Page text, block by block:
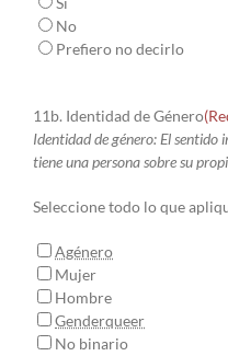
No
Prefiero no decirlo
11b. Identidad de Género
Identidad de género: El
tiene una persona sobre su
Seleccione todo lo que
Agénero
Mujer
Hombre
Genderqueer
No binario